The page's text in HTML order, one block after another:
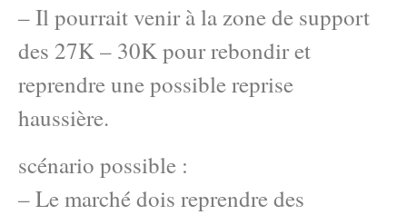
– Il pourrait venir à la zone de support
des 27K – 30K pour rebondir et
reprendre une possible reprise
haussière.
scénario possible :
– Le marché dois reprendre des